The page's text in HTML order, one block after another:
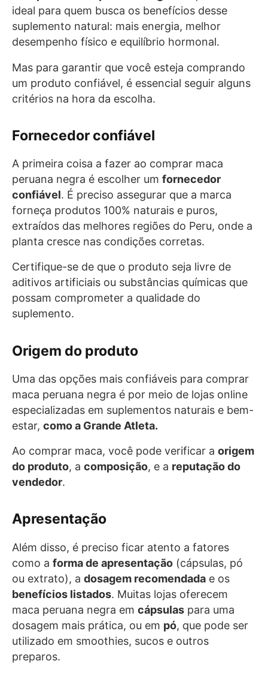
ideal para quem busca os benefícios desse
suplemento natural: mais energia, melhor
desempenho físico e equilíbrio hormonal.
Mas para garantir que você esteja comprando
um produto confiável, é essencial seguir alguns
critérios na hora da escolha.
Fornecedor confiável
A primeira coisa a fazer ao comprar maca
peruana negra é escolher um fornecedor
confiável. É preciso assegurar que a marca
forneça produtos 100% naturais e puros,
extraídos das melhores regiões do Peru, onde a
planta cresce nas condições corretas.
Certifique-se de que o produto seja livre de
aditivos artificiais ou substâncias químicas que
possam comprometer a qualidade do
suplemento.
Origem do produto
Uma das opções mais confiáveis para comprar
maca peruana negra é por meio de lojas online
especializadas em suplementos naturais e bem-
estar, como a Grande Atleta.
Ao comprar maca, você pode verificar a origem
do produto, a composição, e a reputação do
vendedor.
Apresentação
Além disso, é preciso ficar atento a fatores
como a forma de apresentação (cápsulas, pó
ou extrato), a dosagem recomendada e os
benefícios listados. Muitas lojas oferecem
maca peruana negra em cápsulas para uma
dosagem mais prática, ou em pó, que pode ser
utilizado em smoothies, sucos e outros
preparos.